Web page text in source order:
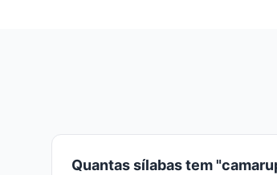
Quantas sílabas tem